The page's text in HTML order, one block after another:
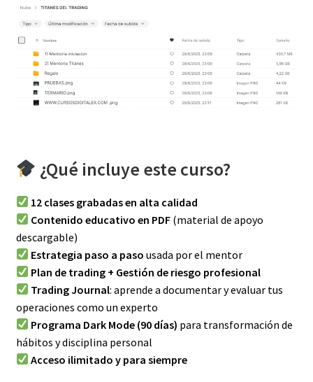
¿Qué incluye este curso?
12 clases grabadas en alta calidad
Contenido educativo en PDF(material de apoyo
descargable)
Estrategia paso a paso usada por el mentor
Plan de trading + Gestión de riesgo profesional
Trading Journal: aprende a documentar y evaluar tus
operaciones como un experto
Programa Dark Mode (90 días) para transformación de
hábitos y disciplina personal
Acceso ilimitado y para siempre